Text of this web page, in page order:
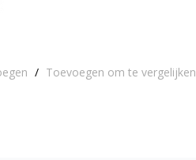
/ Toevoegen om te vergelijken